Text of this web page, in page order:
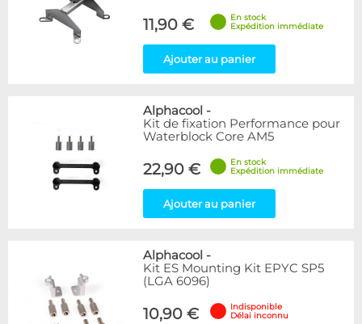
11,90 €
En stock
Expédition immédiate
Ajouter au panier
Alphacool -
Kit de fixation Performance pour
Waterblock Core AM5
22,90 €
En stock
Expédition immédiate
Ajouter au panier
Alphacool -
Kit ES Mounting Kit EPYC SP5
(LGA 6096)
10,90 €
Indisponible
Délai inconnu